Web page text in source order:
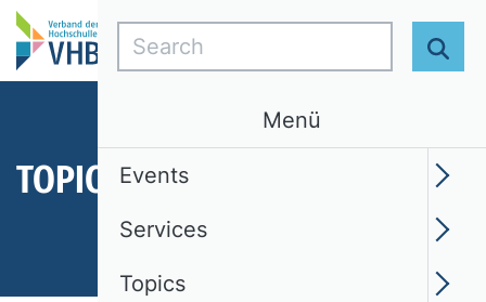
TOPICS
Search
Menü
Events
Services
Topics